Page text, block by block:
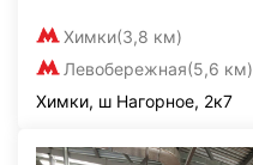
Химки(3,8 км)
Левобережная(5,6 км)
Химки, ш Нагорное, 2к7